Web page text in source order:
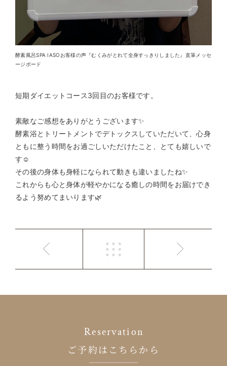
酵素風呂SPA IASOお客様の声『むくみがとれて全身すっきりしました』直筆メッセ
ージボード
短期ダイエットコース3回目のお客様です。
素敵なご感想をありがとうございます✨
酵素浴とトリートメントでデトックスしていただいて、心身
ともに整う時間をお過ごしいただけたこと、とても嬉しいで
す☺️
その後の身体も身軽になられて動きも違いましたね✨
これからも心と身体が軽やかになる癒しの時間をお届けでき
るよう努めてまいります🌿
Reservation
ご予約はこちらから